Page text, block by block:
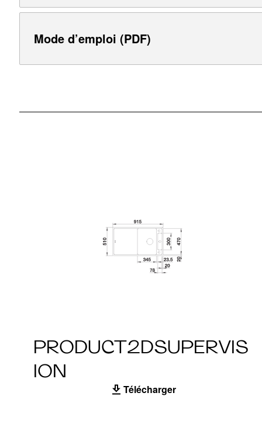
Mode d’emploi (PDF)
PRODUCT2DSUPERVIS
ION
Télécharger